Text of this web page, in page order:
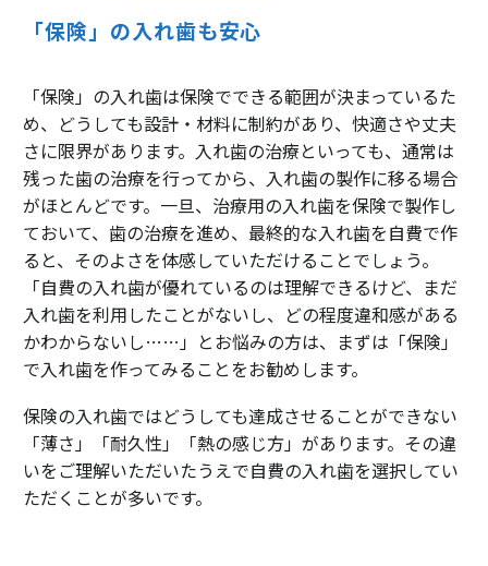
「保険」の入れ歯も安心
「保険」の入れ歯は保険でできる範囲が決まっているた
め、どうしても設計・材料に制約があり、快適さや丈夫
さに限界があります。入れ歯の治療といっても、通常は
残った歯の治療を行ってから、入れ歯の製作に移る場合
がほとんどです。一旦、治療用の入れ歯を保険で製作し
ておいて、歯の治療を進め、最終的な入れ歯を自費で作
ると、そのよさを体感していただけることでしょう。
「自費の入れ歯が優れているのは理解できるけど、まだ
入れ歯を利用したことがないし、どの程度違和感がある
かわからないし……」とお悩みの方は、まずは「保険」
で入れ歯を作ってみることをお勧めします。
保険の入れ歯ではどうしても達成させることができない
「薄さ」「耐久性」「熱の感じ方」があります。その違
いをご理解いただいたうえで自費の入れ歯を選択してい
ただくことが多いです。